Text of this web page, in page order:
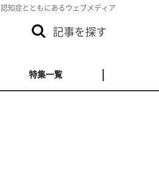
認知症とともにあるウェブメディア
記事を探す
特集一覧